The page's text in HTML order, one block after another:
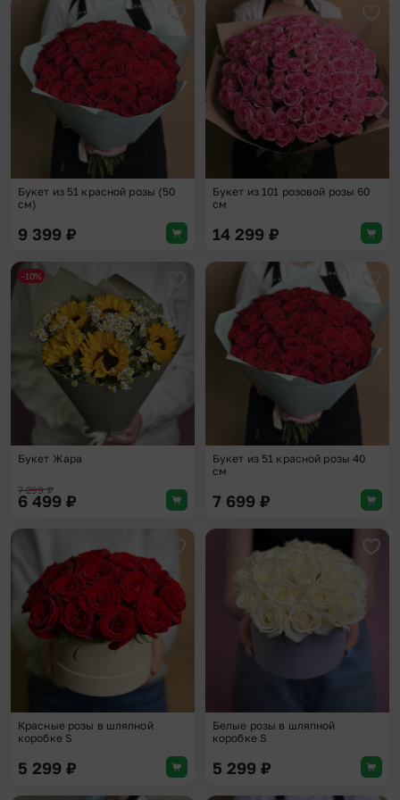
Добавить в избранное
Букет из 51 красной розы (50
см)
9 399 ₽
Букет из 101 розовой розы 60
см
14 299 ₽
Добавить в избранное
-10%
Букет Жара
7 299₽
6 499 ₽
Букет из 51 красной розы 40
см
7 699 ₽
Добавить в избранное
Красные розы в шляпной
коробке S
5 299 ₽
Белые розы в шляпной
коробке S
5 299 ₽